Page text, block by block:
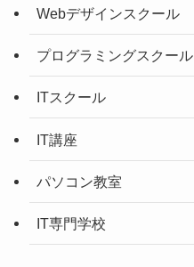
Webデザインスクール
プログラミングスクール
ITスクール
IT講座
パソコン教室
IT専門学校